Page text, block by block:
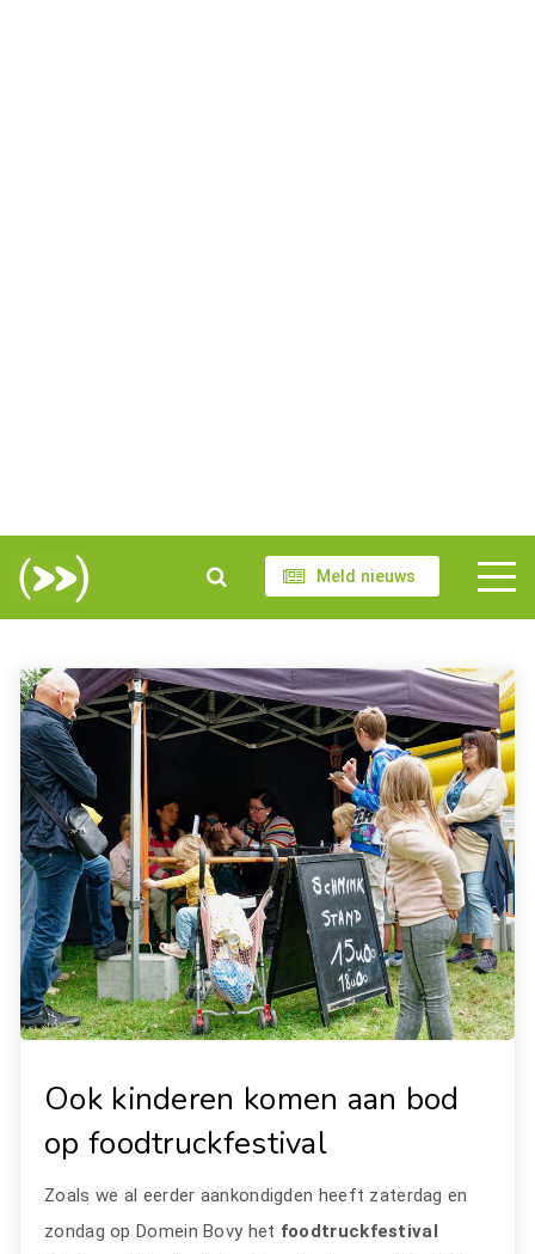
Meld nieuws
Ook kinderen komen aan bod
op foodtruckfestival
Zoals we al eerder aankondigden heeft zaterdag en
zondag op Domein Bovy het foodtruckfestival